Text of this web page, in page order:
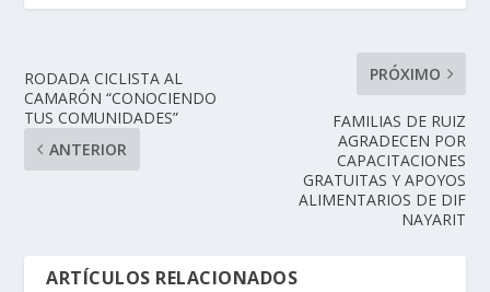
RODADA CICLISTA AL
CAMARÓN “CONOCIENDO
TUS COMUNIDADES”
ANTERIOR
PRÓXIMO
FAMILIAS DE RUIZ
AGRADECEN POR
CAPACITACIONES
GRATUITAS Y APOYOS
ALIMENTARIOS DE DIF
NAYARIT
ARTÍCULOS RELACIONADOS